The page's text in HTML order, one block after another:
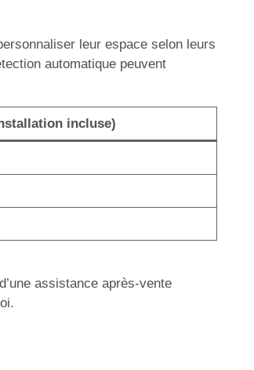
leur espace selon leurs
automatique peuvent
incluse)
assistance après-vente